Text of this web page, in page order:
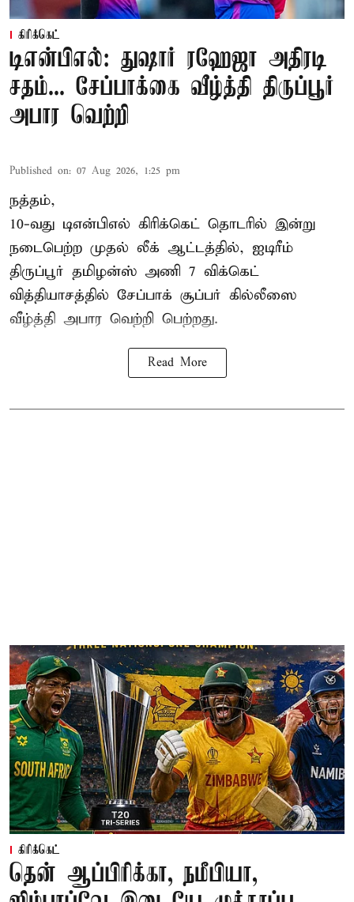
கிரிக்கெட்
டிஎன்பிஎல்: துஷார் ரஹேஜா அதிரடி
சதம்... சேப்பாக்கை வீழ்த்தி திருப்பூர்
அபார வெற்றி
Published on: 07 Aug 2026, 1:25 pm
நத்தம்,
10-வது டிஎன்பிஎல் கிரிக்கெட் தொடரில் இன்று
நடைபெற்ற முதல் லீக் ஆட்டத்தில், ஐடிரீம்
திருப்பூர் தமிழன்ஸ் அணி 7 விக்கெட்
வித்தியாசத்தில் சேப்பாக் சூப்பர் கில்லீஸை
வீழ்த்தி அபார வெற்றி பெற்றது.
Read More
கிரிக்கெட்
தென் ஆப்பிரிக்கா, நமீபியா,